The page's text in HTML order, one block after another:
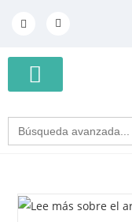
Search
for: